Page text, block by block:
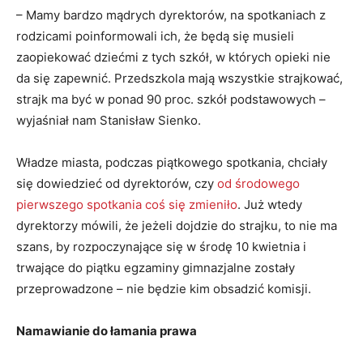
– Mamy bardzo mądrych dyrektorów, na spotkaniach z
rodzicami poinformowali ich, że będą się musieli
zaopiekować dziećmi z tych szkół, w których opieki nie
da się zapewnić. Przedszkola mają wszystkie strajkować,
strajk ma być w ponad 90 proc. szkół podstawowych –
wyjaśniał nam Stanisław Sienko.
Władze miasta, podczas piątkowego spotkania, chciały
się dowiedzieć od dyrektorów, czy od środowego
pierwszego spotkania coś się zmieniło. Już wtedy
dyrektorzy mówili, że jeżeli dojdzie do strajku, to nie ma
szans, by rozpoczynające się w środę 10 kwietnia i
trwające do piątku egzaminy gimnazjalne zostały
przeprowadzone – nie będzie kim obsadzić komisji.
Namawianie do łamania prawa